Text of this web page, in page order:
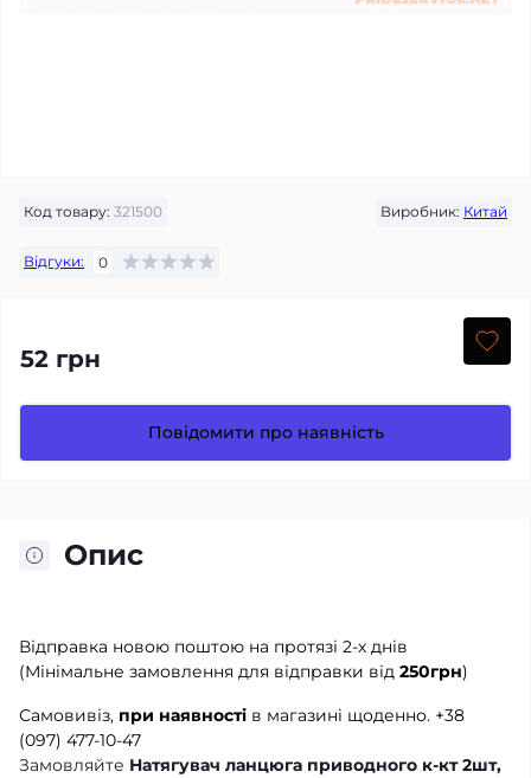
Код товару: 321500 Виробник: Китай
Відгуки: 0
52 грн
Повідомити про наявність
Опис
Відправка новою поштою на протязі 2-х днів
(Мінімальне замовлення для відправки від 250грн)
Самовивіз, при наявності в магазині щоденно. +38
(097) 477-10-47
Замовляйте Натягувач ланцюга приводного к-кт 2шт,